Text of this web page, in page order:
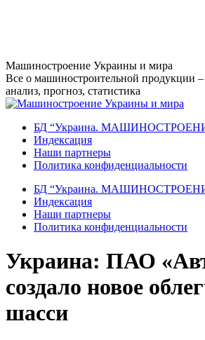
Перейти
к
содержанию
Машиностроение Украины и мира
Все о машиностроительной продукции
анализ, прогноз, статистика
БД “Украина.
Индекcация
Наши партнеры
Политика конфиденциальности
БД “Украина.
Индекcация
Наши партнеры
Политика конфиденциальности
Украина: ПАО
создало новое
шасси